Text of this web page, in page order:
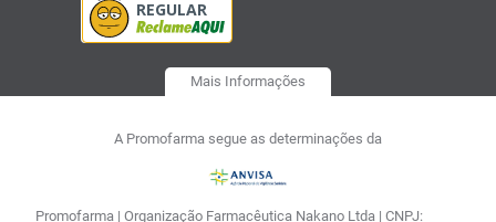
Mais Informações
A Promofarma segue as determinações da
Promofarma | Organização Farmacêutica Nakano Ltda | CNPJ: